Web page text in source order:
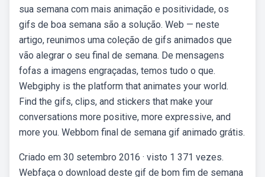
sua semana com mais animação e positividade, os
gifs de boa semana são a solução. Web — neste
artigo, reunimos uma coleção de gifs animados que
vão alegrar o seu final de semana. De mensagens
fofas a imagens engraçadas, temos tudo o que.
Webgiphy is the platform that animates your world.
Find the gifs, clips, and stickers that make your
conversations more positive, more expressive, and
more you. Webbom final de semana gif animado grátis.
Criado em 30 setembro 2016 · visto 1 371 vezes.
Webfaça o download deste gif de bom fim de semana